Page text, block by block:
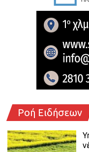
Ροή Ειδήσεων